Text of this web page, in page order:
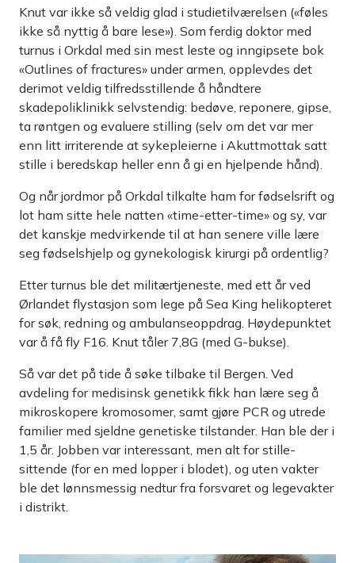
Knut var ikke så veldig glad i studietilværelsen («føles
ikke så nyttig å bare lese»). Som ferdig doktor med
turnus i Orkdal med sin mest leste og inngipsete bok
«Outlines of fractures» under armen, opplevdes det
derimot veldig tilfredsstillende å håndtere
skadepoliklinikk selvstendig: bedøve, reponere, gipse,
ta røntgen og evaluere stilling (selv om det var mer
enn litt irriterende at sykepleierne i Akuttmottak satt
stille i beredskap heller enn å gi en hjelpende hånd).
Og når jordmor på Orkdal tilkalte ham for fødselsrift og
lot ham sitte hele natten «time-etter-time» og sy, var
det kanskje med­virkende til at han senere ville lære
seg fødselshjelp og gyneko­logisk kirurgi på ordentlig?
Etter turnus ble det militærtjeneste, med ett år ved
Ørlandet flystasjon som lege på Sea King helikopteret
for søk, redning og ambulanseoppdrag. Høydepunktet
var å få fly F16. Knut tåler 7,8G (med G-bukse).
Så var det på tide å søke tilbake til Bergen. Ved
avdeling for medisinsk genetikk fikk han lære seg å
mikroskopere kromo­somer, samt gjøre PCR og utrede
familier med sjeldne genetiske tilstander. Han ble der i
1,5 år. Jobben var interessant, men alt for stille­
sittende (for en med lopper i blodet), og uten vakter
ble det lønnsmessig nedtur fra forsvaret og legevakter
i distrikt.